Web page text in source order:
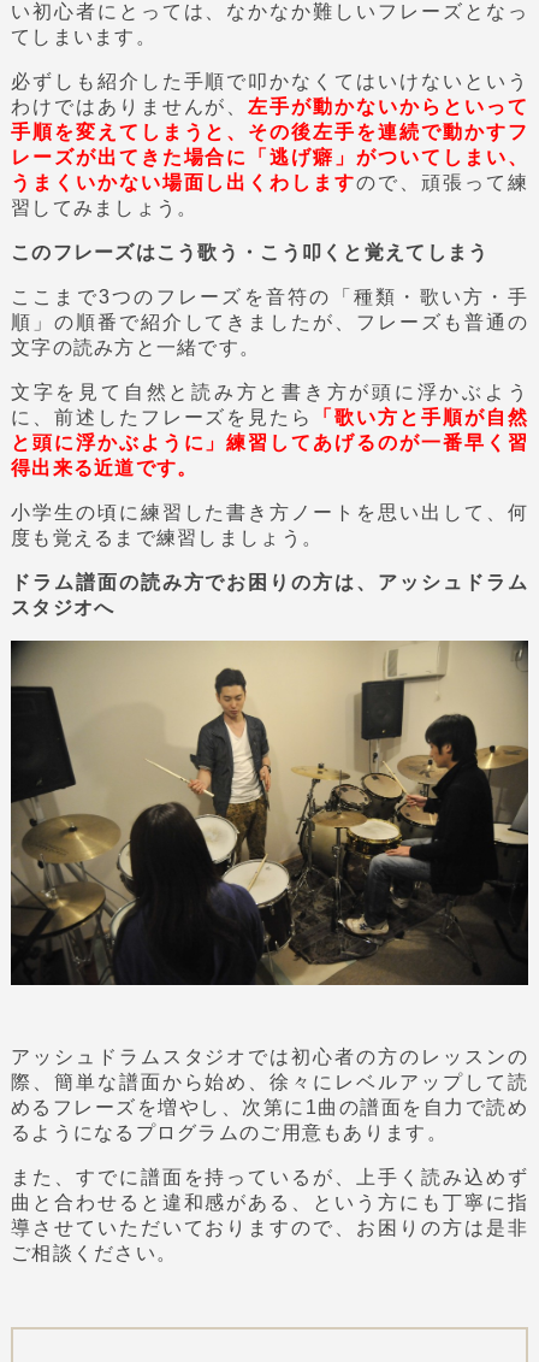
い初心者にとっては、なかなか難しいフレーズとなっ
てしまいます。
必ずしも紹介した手順で叩かなくてはいけないという
わけではありませんが、左手が動かないからといって
手順を変えてしまうと、その後左手を連続で動かすフ
レーズが出てきた場合に「逃げ癖」がついてしまい、
うまくいかない場面し出くわしますので、頑張って練
習してみましょう。
このフレーズはこう歌う・こう叩くと覚えてしまう
ここまで3つのフレーズを音符の「種類・歌い方・手
順」の順番で紹介してきましたが、フレーズも普通の
文字の読み方と一緒です。
文字を見て自然と読み方と書き方が頭に浮かぶよう
に、前述したフレーズを見たら
「歌い方と手順が自然
と頭に浮かぶように」練習してあげるのが一番早く習
得出来る近道です。
小学生の頃に練習した書き方ノートを思い出して、何
度も覚えるまで練習しましょう。
ドラム譜面の読み方でお困りの方は、アッシュドラム
スタジオへ
アッシュドラムスタジオでは初心者の方のレッスンの
際、簡単な譜面から始め、徐々にレベルアップして読
めるフレーズを増やし、次第に1曲の譜面を自力で読め
るようになるプログラムのご用意もあります。
また、すでに譜面を持っているが、上手く読み込めず
曲と合わせると違和感がある、という方にも丁寧に指
導させていただいておりますので、お困りの方は是非
ご相談ください。